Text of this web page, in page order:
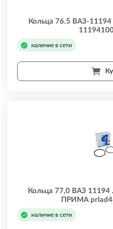
Кольца 76.5 ВАЗ-11194
наличие в сети
Кольца 77,0 ВАЗ
ПРИМА
наличие в сети